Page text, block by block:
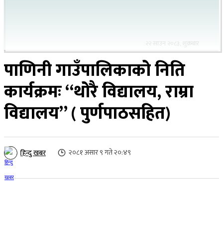
२२ साउन २०८३, शुक्रबार
पाणिनी गाउँपालिकाको निति
कार्यक्रमः “थोरै विद्यालय, राम्रा
विद्यालय” ( पुर्णपाठसहित)
हिन्दु खबर २०८१ असार ९ गते २०:४९